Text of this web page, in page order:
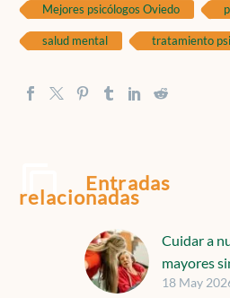
Mejores psicólogos Oviedo
salud mental tratamiento
Entradas
relacionadas
Cuidar a
mayores
18 May